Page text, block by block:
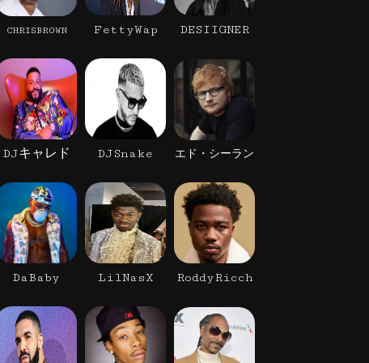
CHRISBROWN FettyWap DESIIGNER
DJキャレド DJSnake エド・シーラン
DaBaby LilNasX RoddyRicch